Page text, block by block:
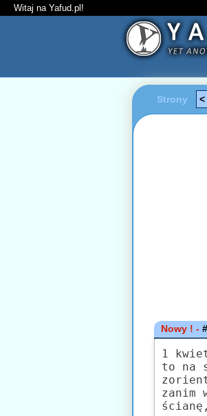
Witaj na Yafud.pl!
Strony <
Nowy ! -
1
to na
zanim